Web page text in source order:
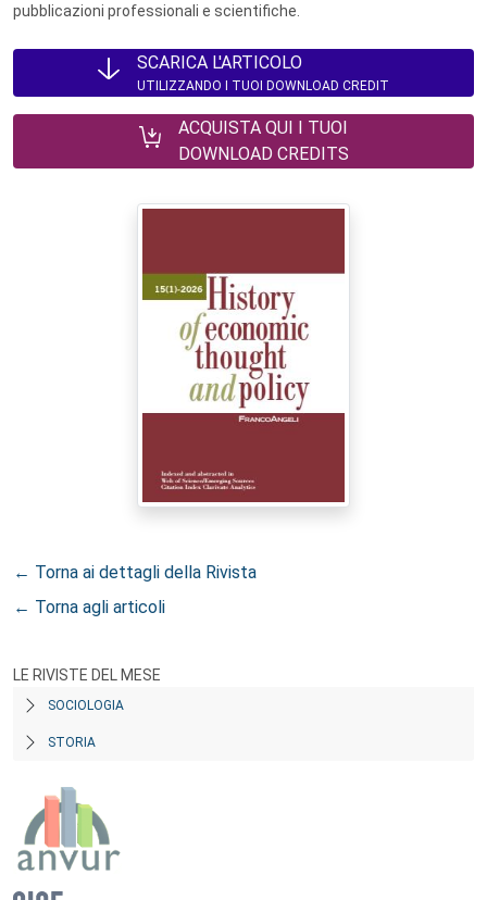
pubblicazioni professionali e scientifiche.
SCARICA L'ARTICOLO
UTILIZZANDO I TUOI DOWNLOAD CREDIT
ACQUISTA QUI I TUOI
DOWNLOAD CREDITS
← Torna ai dettagli della Rivista
← Torna agli articoli
LE RIVISTE DEL MESE
SOCIOLOGIA
STORIA